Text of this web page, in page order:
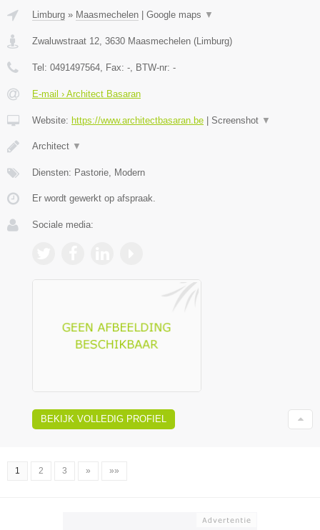
Limburg » Maasmechelen Google maps ▼
Zwaluwstraat 12 3630 Maasmechelen ( Limburg)
Tel: 0491497564 , Fax: - , BTW-nr: -
E-mail › Architect Basaran
Website: https://www.architectbasaran.be Screenshot ▼
Architect ▼
Diensten: Pastorie, Modern
Er wordt gewerkt op afspraak.
Sociale media:
BEKIJK VOLLEDIG PROFIEL
1 2 3 » »»